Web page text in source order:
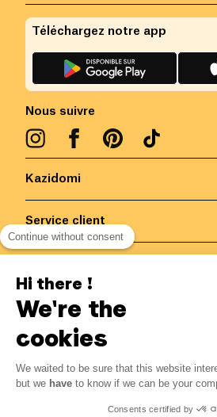
3.23€ 2.75 € -15% ?
Economisez 0.48 € avec
Kazidomi
Service client
Nous suivre
Téléchargez notre app
Belgique/FR
Tous droits réservés
Continue without consent
Hi there !
We're the
cookies
We waited to be sure that this website
but we have to know if we can be your
Consents certified by